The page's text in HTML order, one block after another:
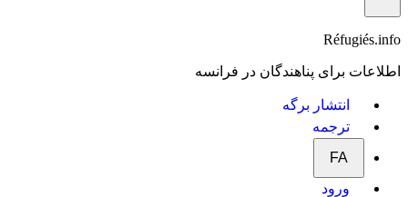
Réfugiés.info
اطلاعات برای پناهندگان در فرانسه
انتشار برگه
ترجمه
FA
ورود